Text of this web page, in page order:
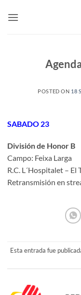
POSTED ON 18
SABADO 23
División de Honor B
Campo: Feixa Larga
R.C. L´Hospitalet – El
Retransmisión en
Esta entrada fue